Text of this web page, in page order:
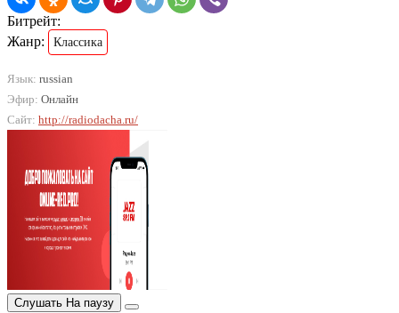
Битрейт:
Жанр:
Классика
Язык: russian
Эфир: Онлайн
Сайт: http://radiodacha.ru/
Слушать На паузу